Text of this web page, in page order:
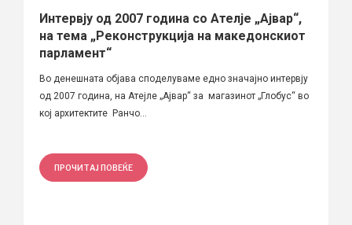
Интервју од 2007 година со Ателје „Ајвар“,
на тема „Реконструкција на македонскиот
парламент“
Во денешната објава споделуваме едно значајно интервју
од 2007 година, на Атејле „Ајвар“ за магазинот „Глобус“ во
кој архитектите Ранчо...
ПРОЧИТАЈ ПОВЕЌЕ